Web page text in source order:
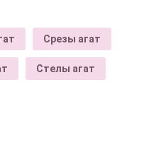
Срезы агат
Стелы агат